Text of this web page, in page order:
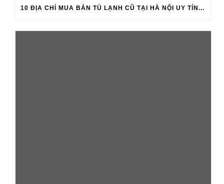
10 ĐỊA CHỈ MUA BÁN TỦ LẠNH CŨ TẠI HÀ NỘI UY TÍN 2026 -2027